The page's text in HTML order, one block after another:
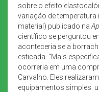
sobre o efeito
variação de
material) publicado na
científico se perguntou
aconteceria se a
esticada. “Mais
ocorreria em uma
Carvalho. Eles
equipamentos simples: